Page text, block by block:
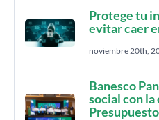
Protege tu
evitar caer
noviembre 20th,
Banesco
social con